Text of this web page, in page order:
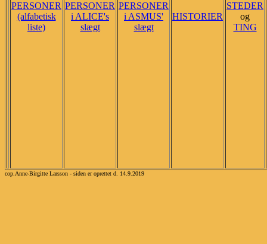
PERSONER
(alfabetisk
liste)
PERSONER
i ALICE's
slægt
PERSONER
i ASMUS'
slægt
HISTORIER
STEDER
og
TING
cop.Anne-Birgitte Larsson - siden er oprettet d. 14.9.2019